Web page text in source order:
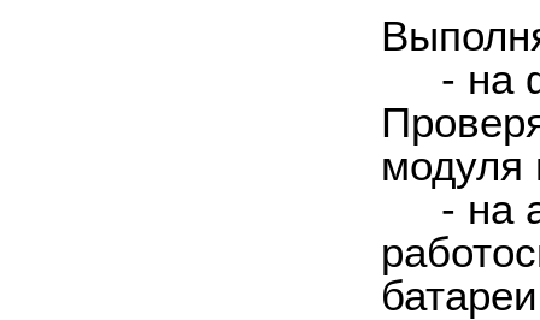
- на
модуля
- на